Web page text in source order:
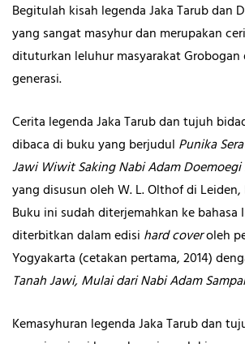
Begitulah kisah legenda Jaka Tarub dan
yang sangat masyhur dan merupakan
dituturkan leluhur masyarakat Grobogan
generasi.
Cerita legenda Jaka Tarub dan tujuh
dibaca di buku yang berjudul Punika
Jawi Wiwit Saking Nabi Adam Doemoegi
yang disusun oleh W. L. Olthof di Leiden,
Buku ini sudah diterjemahkan ke bahasa
diterbitkan dalam edisi hard coveroleh
Yogyakarta (cetakan pertama, 2014)
Tanah Jawi, Mulai dari Nabi Adam
Kemasyhuran legenda Jaka Tarub dan